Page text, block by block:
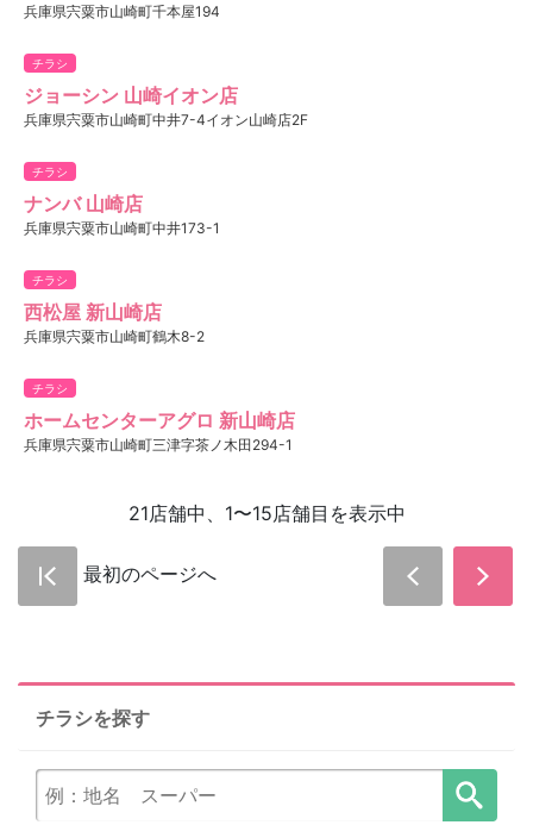
兵庫県宍粟市山崎町千本屋194
チラシ
ジョーシン 山崎イオン店
兵庫県宍粟市山崎町中井7-4イオン山崎店2F
チラシ
ナンバ 山崎店
兵庫県宍粟市山崎町中井173-1
チラシ
西松屋 新山崎店
兵庫県宍粟市山崎町鶴木8-2
チラシ
ホームセンターアグロ 新山崎店
兵庫県宍粟市山崎町三津字茶ノ木田294-1
21店舗中、1〜15店舗目を表示中
最初のページへ
チラシを探す